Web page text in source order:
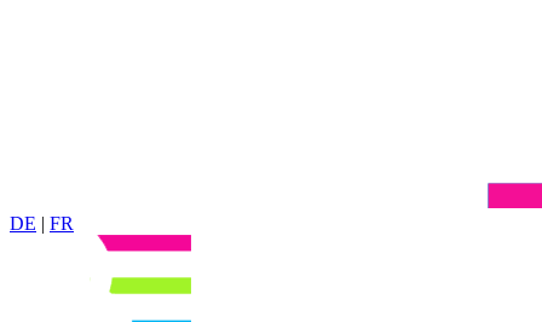
DE | FR